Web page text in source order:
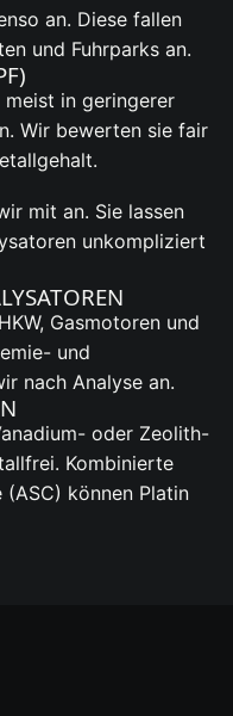
an. Diese fallen
und Fuhrparks an.
meist in geringerer
Wir bewerten sie fair
mit an. Sie lassen
unkompliziert
Gasmotoren und
und
nach Analyse an.
oder Zeolith-
Kombinierte
können Platin